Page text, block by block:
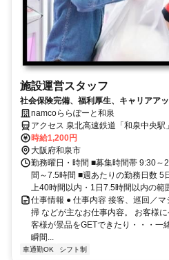
施設運営スタッフ
社会保険完備、福利厚生、キャリアア
も大歓迎です！
namcoららぽーと和泉
アクセス 泉北高速鉄道「和泉中央駅
時給1,200円
大阪府和泉市
勤務曜日・時間 ■募集時間帯 9:30～
間～7.5時間 ■週あたりの勤務日数 5
上40時間以内・1日7.5時間以内の範
仕事情報 ● 仕事内容 接客、巡回／
掃 などが主なお仕事内容。 お客様
客様が景品をGETできたり・・・一
瞬間...
車通勤OK シフト制